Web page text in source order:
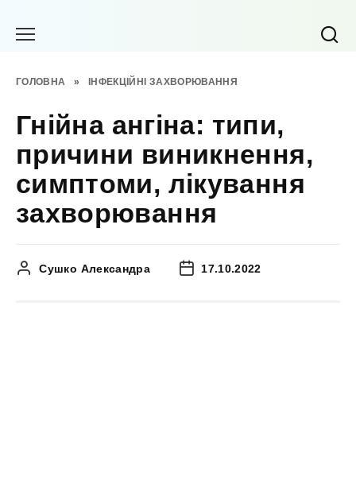
ГОЛОВНА » ІНФЕКЦІЙНІ ЗАХВОРЮВАННЯ
Гнійна ангіна: типи,
причини виникнення,
симптоми, лікування
захворювання
Сушко Александра 17.10.2022